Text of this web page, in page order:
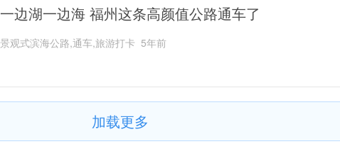
一边湖一边海 福州这条高颜值公路通车了
景观式滨海公路,通车,旅游打卡 5年前
加载更多